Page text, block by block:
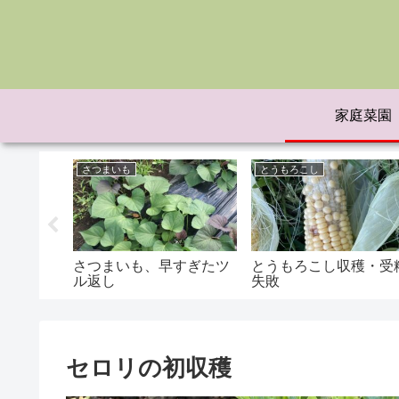
家庭菜園
さつまいも
さつまいも、早すぎたツ
ル返し
とうもろこし
とうもろこし収穫・受
失敗
セロリの初収穫